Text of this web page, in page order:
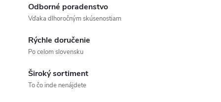
Odborné poradenstvo
Vďaka dlhoročným skúsenostiam
Rýchle doručenie
Po celom slovensku
Široký sortiment
To čo inde nenájdete